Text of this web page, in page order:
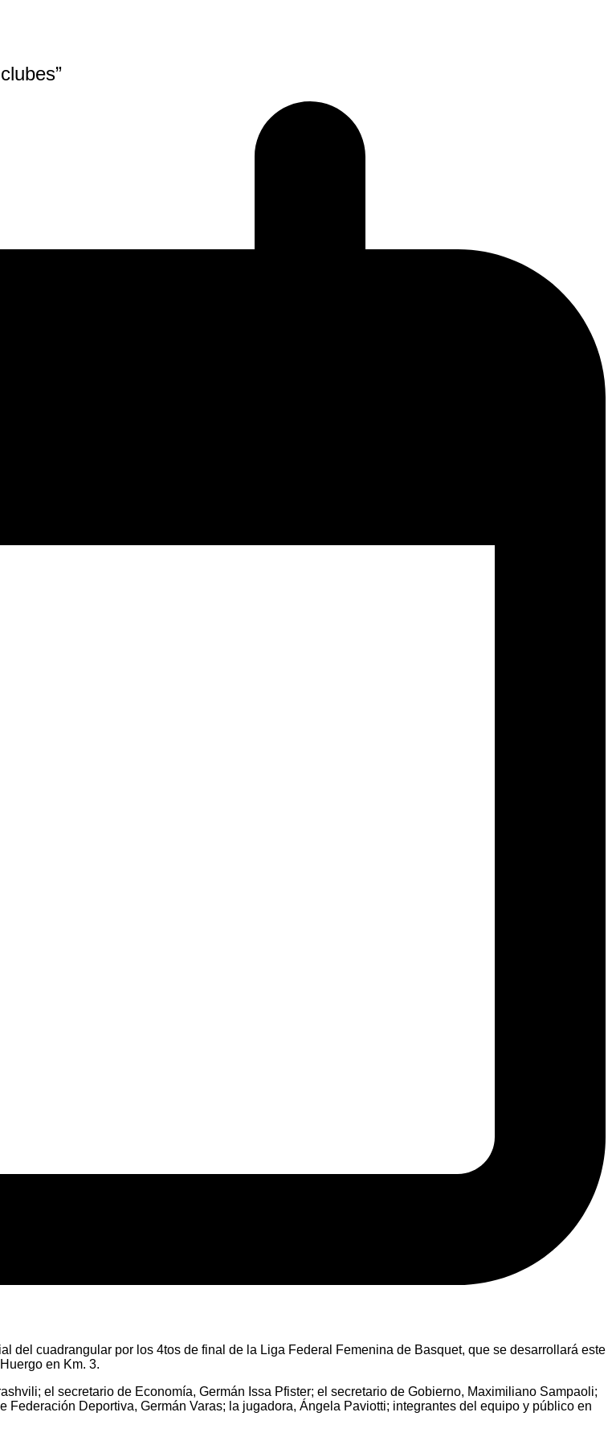
del cuadrangular por los 4tos de final de la Liga Federal Femenina de Basquet, que se desarrollará este
en Km. 3.
el secretario de Economía, Germán Issa Pfister; el secretario de Gobierno, Maximiliano Sampaoli;
Deportiva, Germán Varas; la jugadora, Ángela Paviotti; integrantes del equipo y público en